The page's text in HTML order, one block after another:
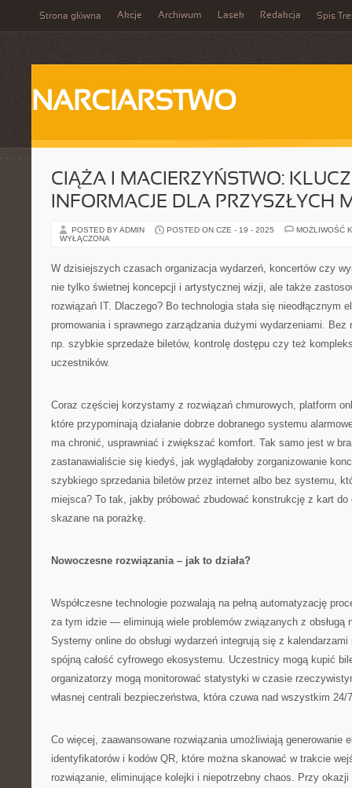
Strona główna Akcje Archiwum Lasek Redakcja Spis
NARCIARSTWO
CIĄŻA I MACIERZYŃSTWO:
INFORMACJE DLA PRZYSZŁYCH
POSTED BY ADMIN POSTED ON CZE - 19 - 2025
MOŻLIWOŚĆ
WYŁĄCZONA
W dzisiejszych czasach organizacja wydarzeń, koncertów czy
nie tylko świetnej koncepcji i artystycznej wizji, ale także
rozwiązań IT. Dlaczego? Bo technologia stała się nieodłącznym
promowania i sprawnego zarządzania dużymi wydarzeniami. Bez
np. szybkie sprzedaże biletów, kontrolę dostępu czy też
uczestników.
Coraz częściej korzystamy z rozwiązań chmurowych, platform
które przypominają działanie dobrze dobranego systemu
ma chronić, usprawniać i zwiększać komfort. Tak samo jest w
zastanawialiście się kiedyś, jak wyglądałoby zorganizowanie
szybkiego sprzedania biletów przez internet albo bez systemu,
miejsca? To tak, jakby próbować zbudować konstrukcję z kart
skazane na porażkę.
Nowoczesne rozwiązania – jak to działa?
Współczesne technologie pozwalają na pełną automatyzację
za tym idzie — eliminują wiele problemów związanych z obsługą
Systemy online do obsługi wydarzeń integrują się z
spójną całość cyfrowego ekosystemu. Uczestnicy mogą kupić
organizatorzy mogą monitorować statystyki w czasie
własnej centrali bezpieczeństwa, która czuwa nad wszystkim 24/
Co więcej, zaawansowane rozwiązania umożliwiają generowanie
identyfikatorów i kodów QR, które można skanować w trakcie
rozwiązanie, eliminujące kolejki i niepotrzebny chaos. Przy